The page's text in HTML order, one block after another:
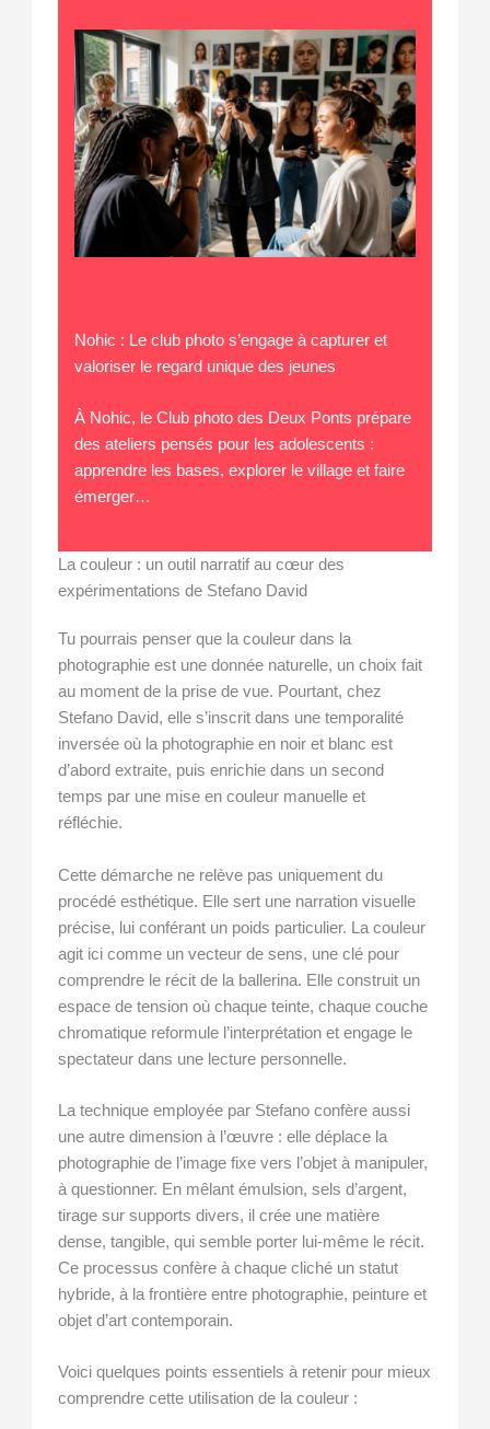
Nohic : Le club photo s’engage à capturer et
valoriser le regard unique des jeunes
À Nohic, le Club photo des Deux Ponts prépare
des ateliers pensés pour les adolescents :
apprendre les bases, explorer le village et faire
émerger…
La couleur : un outil narratif au cœur des
expérimentations de Stefano David
Tu pourrais penser que la couleur dans la
photographie est une donnée naturelle, un choix fait
au moment de la prise de vue. Pourtant, chez
Stefano David, elle s’inscrit dans une temporalité
inversée où la photographie en noir et blanc est
d’abord extraite, puis enrichie dans un second
temps par une mise en couleur manuelle et
réfléchie.
Cette démarche ne relève pas uniquement du
procédé esthétique. Elle sert une narration visuelle
précise, lui conférant un poids particulier. La couleur
agit ici comme un vecteur de sens, une clé pour
comprendre le récit de la ballerina. Elle construit un
espace de tension où chaque teinte, chaque couche
chromatique reformule l’interprétation et engage le
spectateur dans une lecture personnelle.
La technique employée par Stefano confère aussi
une autre dimension à l’œuvre : elle déplace la
photographie de l’image fixe vers l’objet à manipuler,
à questionner. En mêlant émulsion, sels d’argent,
tirage sur supports divers, il crée une matière
dense, tangible, qui semble porter lui-même le récit.
Ce processus confère à chaque cliché un statut
hybride, à la frontière entre photographie, peinture et
objet d’art contemporain.
Voici quelques points essentiels à retenir pour mieux
comprendre cette utilisation de la couleur :